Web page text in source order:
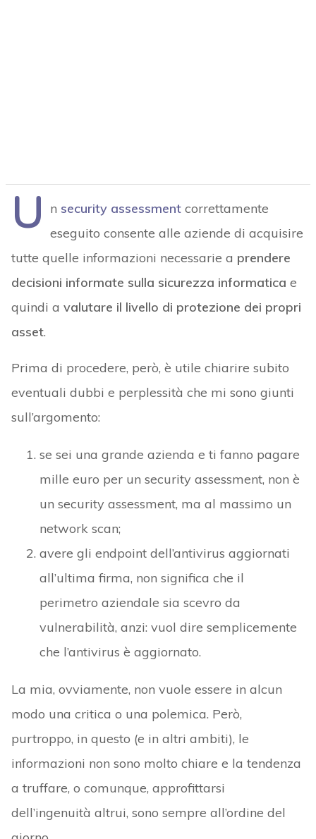
U n security assessmentcorrettamente
eseguito consente alle aziende di acquisire
tutte quelle informazioni necessarie a prendere
decisioni informate sulla sicurezza informatica e
quindi a valutare il livello di protezione dei propri
asset.
Prima di procedere, però, è utile chiarire subito
eventuali dubbi e perplessità che mi sono giunti
sull’argomento:
se sei una grande azienda e ti fanno pagare
mille euro per un security assessment, non è
un security assessment, ma al massimo un
network scan;
avere gli endpoint dell’antivirus aggiornati
all’ultima firma, non significa che il
perimetro aziendale sia scevro da
vulnerabilità, anzi: vuol dire semplicemente
che l’antivirus è aggiornato.
La mia, ovviamente, non vuole essere in alcun
modo una critica o una polemica. Però,
purtroppo, in questo (e in altri ambiti), le
informazioni non sono molto chiare e la tendenza
a truffare, o comunque, approfittarsi
dell’ingenuità altrui, sono sempre all’ordine del